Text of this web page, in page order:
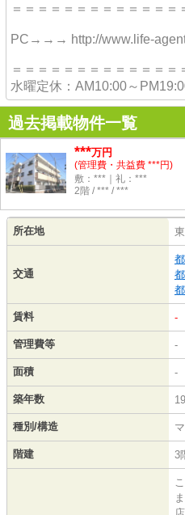
＝＝＝＝＝＝＝＝＝＝＝＝＝
PC→→→ http://www.life-
＝＝＝＝＝＝＝＝＝＝＝＝＝
水曜定休：AM10:00～
過去掲載物件一覧
***万円
(管理費・共益費 ***円)
敷：***｜礼：***
2階 / *** / ***
所在地
交通
賃料 -
管理費等 -
面積 -
築年数
種別/構造
階建 3